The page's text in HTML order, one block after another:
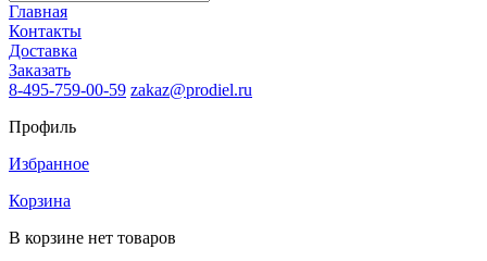
Главная
Контакты
Доставка
Заказать
8-495-759-00-59 zakaz@prodiel.ru
Профиль
Избранное
Корзина
В корзине нет товаров